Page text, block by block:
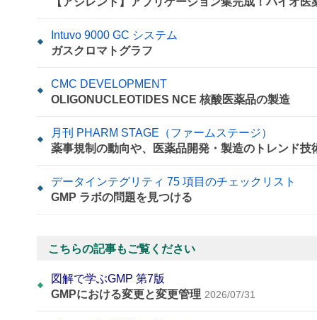
Intuvo 9000 GC システム
ガスクロマトグラフ
CMC DEVELOPMENT
OLIGONUCLEOTIDES NCE 核酸医薬品の製造
月刊 PHARM STAGE（ファームステージ）
薬事規制の動向や、医薬品開発・製造のトレンド技
データインテグリティ 75 項目のチェックリスト
GMP ラボの問題を見つける
こちらの記事もご覧ください
図解で学ぶGMP 第7版
GMPにおける変更と変更管理 2026/07/31